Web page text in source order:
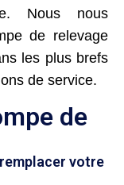
Nous nous
de relevage
les plus brefs
de service.
de
votre